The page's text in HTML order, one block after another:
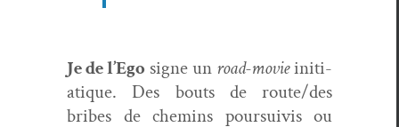
Je de l’Ego signe un road-movieini­ti­
a­tique. Des bouts de route/des
bribes de chemins pour­suiv­is ou